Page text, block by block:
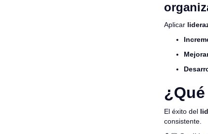
Aplicar
El éxito del
consistente.